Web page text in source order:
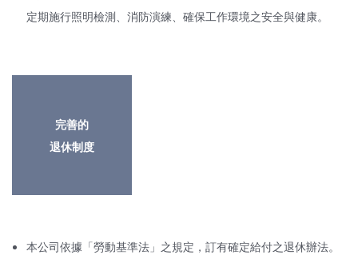
定期施行照明檢測、消防演練、確保工作環境之安全與健康。
完善的
退休制度
本公司依據「勞動基準法」之規定，訂有確定給付之退休辦法。